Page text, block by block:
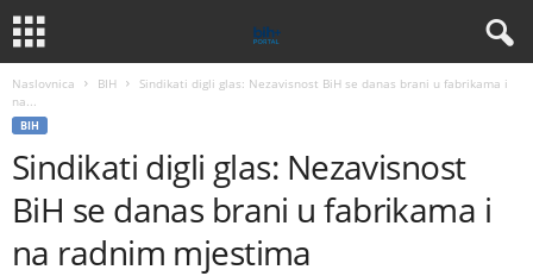
Naslovnica BIH
Sindikati digli glas: Nezavisnost BiH se danas brani u fabrikama i
na...
BIH
Sindikati digli glas: Nezavisnost
BiH se danas brani u fabrikama i
na radnim mjestima